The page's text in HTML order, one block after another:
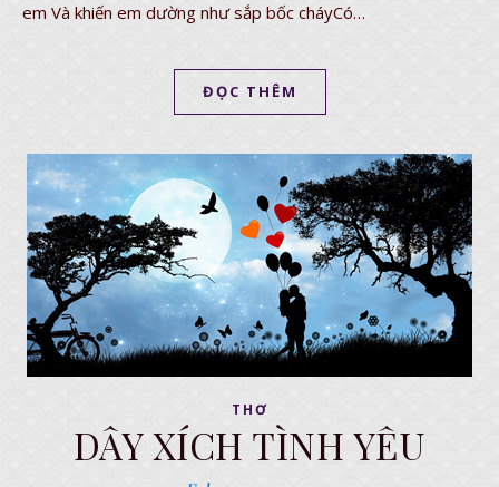
em Và khiến em dường như sắp bốc cháyCó…
ĐỌC THÊM
THƠ
DÂY XÍCH TÌNH YÊU